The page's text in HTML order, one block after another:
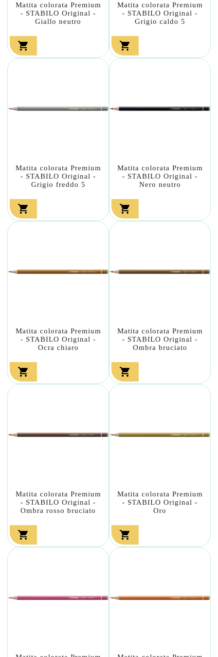
Matita colorata Premium
- STABILO Original -
Giallo neutro

Matita colorata Premium
- STABILO Original -
Grigio caldo 5

Matita colorata Premium
- STABILO Original -
Grigio freddo 5

Matita colorata Premium
- STABILO Original -
Nero neutro

Matita colorata Premium
- STABILO Original -
Ocra chiaro

Matita colorata Premium
- STABILO Original -
Ombra bruciato

Matita colorata Premium
- STABILO Original -
Ombra rosso bruciato

Matita colorata Premium
- STABILO Original -
Oro
